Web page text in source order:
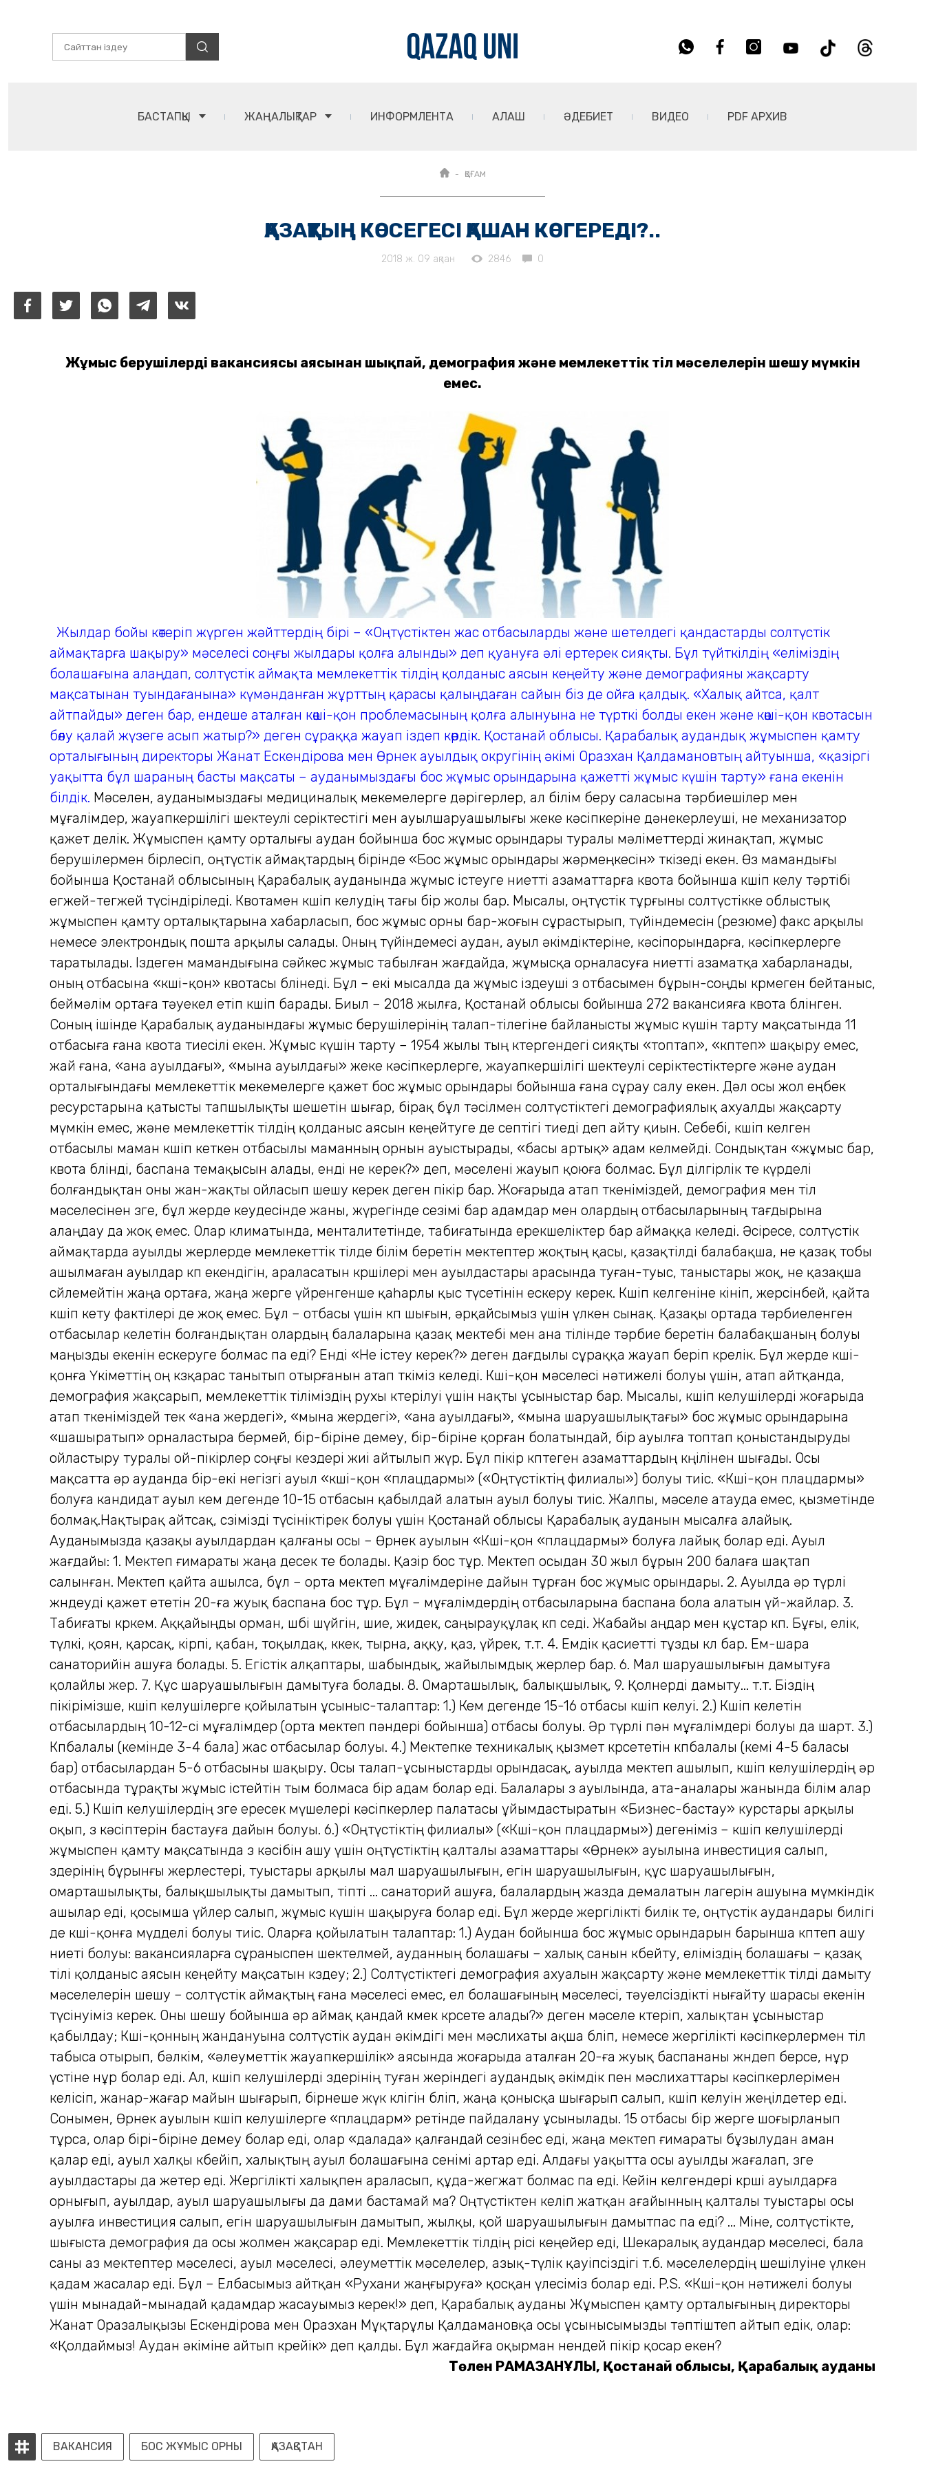
БАСТАПҚЫ ЖАҢАЛЫҚТАР ИНФОРМЛЕНТА АЛАШ ӘДЕБИЕТ ВИДЕО PDF АРХИВ
ҚОҒАМ
ҚАЗАҚТЫҢ КӨСЕГЕСІ ҚАШАН КӨГЕРЕДІ?..
2018 ж. 09 ақпан 2846 0
Жұмыс берушілердің вакансиясы аясынан шықпай, демография және мемлекеттік тіл мәселелерін шешу мүмкін
емес.
Жылдар бойы көтеріп жүрген жәйттердің бірі – «Оңтүстіктен жас отбасыларды және шетелдегі қандастарды солтүстік
аймақтарға шақыру» мәселесі соңғы жылдары қолға алынды» деп қуануға әлі ертерек сияқты. Бұл түйткілдің «еліміздің
болашағына алаңдап, солтүстік аймақта мемлекеттік тілдің қолданыс аясын кеңейту және демографияны жақсарту
мақсатынан туындағанына» күмәнданған жұрттың қарасы қалыңдаған сайын біз де ойға қалдық. «Халық айтса, қалт
айтпайды» деген бар, ендеше аталған көші-қон проблемасының қолға алынуына не түрткі болды екен және көші-қон квотасын
бөлу қалай жүзеге асып жатыр?» деген сұраққа жауап іздеп көрдік. Қостанай облысы. Қарабалық аудандық жұмыспен қамту
орталығының директоры Жанат Ескендірова мен Өрнек ауылдық округінің әкімі Оразхан Қалдамановтың айтуынша, «қазіргі
уақытта бұл шараның басты мақсаты – ауданымыздағы бос жұмыс орындарына қажетті жұмыс күшін тарту» ғана екенін
білдік. Мәселен, ауданымыздағы меди­циналық мекемелерге дәрігерлер, ал білім беру саласына тәрбиешілер мен
мұғалімдер, жауапкершілігі шектеулі серіктестігі мен ауылшаруашылығы жеке кәсіпкеріне дәнекерлеуші, не механизатор
қажет делік. Жұмыспен қамту орталығы аудан бойынша бос жұмыс орындары туралы мәліметтерді жинақтап, жұмыс
берушілермен бірлесіп, оңтүстік аймақтардың бірінде «Бос жұмыс орындары жәрмеңкесін» өткізеді екен. Өз мамандығы
бойынша Қостанай облысының Қарабалық ауданында жұмыс істеуге ниетті азаматтарға квота бойынша көшіп келу тәртібі
егжей-тегжей түсіндіріледі. Квотамен көшіп келудің тағы бір жолы бар. Мысалы, оңтүстік тұрғыны солтүстікке облыстық
жұмыспен қамту орталықтарына хабарласып, бос жұмыс орны бар-жоғын сұрастырып, түйіндемесін (резюме) факс арқылы
немесе электрондық пошта арқылы салады. Оның түйіндемесі аудан, ауыл әкімдіктеріне, кәсіпорындарға, кәсіпкерлерге
таратылады. Іздеген мамандығына сәйкес жұмыс табылған жағдайда, жұмысқа орналасуға ниетті азаматқа хабарланады,
оның отбасына «көші-қон» квотасы бөлінеді. Бұл – екі мысалда да жұмыс іздеуші өз отбасымен бұрын-соңды көрмеген бейтаныс,
беймәлім ортаға тәуекел етіп көшіп барады. Биыл – 2018 жылға, Қостанай облысы бойынша 272 вакансияға квота бөлінген.
Соның ішінде Қарабалық ауданындағы жұмыс берушілерінің талап-тілегіне байланысты жұмыс күшін тарту мақсатында 11
отбасыға ғана квота тиесілі екен. Жұмыс күшін тарту – 1954 жылы тың көтергендегі сияқты «топтап», «көптеп» шақыру емес,
жай ғана, «ана ауылдағы», «мына ауылдағы» жеке кәсіпкерлерге, жауапкершілігі шектеулі серіктестіктерге және аудан
орталығындағы мемлекеттік мекемелерге қажет бос жұмыс орындары бойынша ғана сұрау салу екен. Дәл осы жол еңбек
ресурстарына қатысты тапшылықты шешетін шығар, бірақ бұл тәсілмен солтүстіктегі демографиялық ахуалды жақсарту
мүмкін емес, және мемлекеттік тілдің қолданыс аясын кеңейтуге де септігі тиеді деп айту қиын. Себебі, көшіп келген
отбасылы маман көшіп кеткен отбасылы маманның орнын ауыстырады, «басы артық» адам келмейді. Сондықтан «жұмыс бар,
квота бөлінді, баспана өтемақысын алады, енді не керек?» деп, мәселені жауып қоюға болмас. Бұл ділгірлік өте күрделі
болғандықтан оны жан-жақты ойласып шешу керек деген пікір бар. Жоғарыда атап өткеніміздей, демография мен тіл
мәселесінен өзге, бұл жерде кеудесінде жаны, жүрегінде сезімі бар адамдар мен олардың отбасыларының тағдырына
алаңдау да жоқ емес. Олар климатында, менталитетінде, табиғатында ерекшеліктер бар аймаққа келеді. Әсіресе, солтүстік
аймақтарда ауылды жерлерде мемлекеттік тілде білім беретін мектептер жоқтың қасы, қазақтілді балабақша, не қазақ тобы
ашылмаған ауылдар көп екендігін, араласатын көршілері мен ауылдастары арасында туған-туыс, таныстары жоқ, не қазақша
сөйлемейтін жаңа ортаға, жаңа жерге үйренгенше қаһарлы қыс түсетінін ескеру керек. Көшіп келгеніне өкініп, жерсінбей, қайта
көшіп кету фактілері де жоқ емес. Бұл – отбасы үшін көп шығын, әрқайсымыз үшін үлкен сынақ. Қазақы ортада тәрбиеленген
отбасылар келетін болғандықтан олардың балаларына қазақ мектебі мен ана тілінде тәрбие беретін балабақшаның болуы
маңызды екенін ескеруге болмас па еді? Енді «Не істеу керек?» деген дағдылы сұраққа жауап беріп көрелік. Бұл жерде көші-
қонға Үкіметтің оң көзқарас танытып отырғанын атап өткіміз келеді. Көші-қон мәселесі нәтижелі болуы үшін, атап айтқанда,
демография жақсарып, мемлекеттік тіліміздің рухы көтерілуі үшін нақты ұсыныстар бар. Мысалы, көшіп келушілерді жоғарыда
атап өткеніміздей тек «ана жердегі», «мына жердегі», «ана ауылдағы», «мына шаруашылықтағы» бос жұмыс орындарына
«шашыратып» орналастыра бермей, бір-біріне демеу, бір-біріне қорған болатындай, бір ауылға топтап қоныстандыруды
ойластыру туралы ой-пікірлер соңғы кездері жиі айтылып жүр. Бұл пікір көптеген азаматтардың көңілінен шығады. Осы
мақсатта әр ауданда бір-екі негізгі ауыл «көші-қон «плацдармы» («Оңтүстіктің филиалы») болуы тиіс. «Көші-қон плацдармы»
болуға кандидат ауыл кем дегенде 10-15 отбасын қабылдай алатын ауыл болуы тиіс. Жалпы, мәселе атауда емес, қызметінде
болмақ.Нақтырақ айтсақ, сөзімізді түсініктірек болуы үшін Қостанай облысы Қарабалық ауданын мысалға алайық.
Ауданымызда қазақы ауылдардан қалғаны осы – Өрнек ауылын «Көші-қон «плацдармы» болуға лайық болар еді. Ауыл
жағдайы: 1. Мектеп ғимараты жаңа десек те болады. Қазір бос тұр. Мектеп осыдан 30 жыл бұрын 200 балаға шақтап
салынған. Мектеп қайта ашылса, бұл – орта мектеп мұғалімдеріне дайын тұрған бос жұмыс орындары. 2. Ауылда әр түрлі
жөндеуді қажет ететін 20-ға жуық баспана бос тұр. Бұл – мұғалімдердің отбасыларына баспана бола алатын үй-жайлар. 3.
Табиғаты көркем. Аққайыңды орман, шөбі шүйгін, шие, жидек, саңырауқұлақ көп өседі. Жабайы аңдар мен құстар көп. Бұғы, елік,
түлкі, қоян, қарсақ, кірпі, қабан, тоқылдақ, көкек, тырна, аққу, қаз, үйрек, т.т. 4. Емдік қасиетті тұзды көл бар. Ем-шара
санаторийін ашуға болады. 5. Егістік алқаптары, шабындық, жайылымдық жерлер бар. 6. Мал шаруашылығын дамытуға
қолайлы жер. 7. Құс шаруашылығын дамытуға болады. 8. Омарташылық, балықшылық, 9. Қолөнерді дамыту... т.т. Біздің
пікірімізше, көшіп келушілерге қойылатын ұсыныс-талаптар: 1.) Кем дегенде 15-16 отбасы көшіп келуі. 2.) Көшіп келетін
отбасылардың 10-12-сі мұғалімдер (орта мектеп пәндері бойынша) отбасы болуы. Әр түрлі пән мұғалімдері болуы да шарт. 3.)
Көпбалалы (кемінде 3-4 бала) жас отбасылар болуы. 4.) Мектепке техникалық қызмет көрсететін көпбалалы (кемі 4-5 баласы
бар) отбасылардан 5-6 отбасыны шақыру. Осы талап-ұсыныстарды орындасақ, ауылда мектеп ашылып, көшіп келушілердің әр
отбасында тұрақты жұмыс істейтін тым болмаса бір адам болар еді. Балалары өз ауылында, ата-аналары жанында білім алар
еді. 5.) Көшіп келушілердің өзге ересек мүшелері кәсіпкерлер палатасы ұйымдастыратын «Бизнес-бастау» курстары арқылы
оқып, өз кәсіптерін бастауға дайын болуы. 6.) «Оңтүстіктің филиалы» («Көші-қон плацдармы») дегеніміз – көшіп келушілерді
жұмыспен қамту мақсатында өз кәсібін ашу үшін оңтүстіктің қалталы азаматтары «Өрнек» ауылына инвестиция салып,
өздерінің бұрынғы жерлестері, туыстары арқылы мал шаруашылығын, егін шаруашылығын, құс шаруашылығын,
омарташылықты, балықшылықты дамытып, тіпті ... санаторий ашуға, балалардың жазда демалатын лагерін ашуына мүмкіндік
ашылар еді, қосымша үйлер салып, жұмыс күшін шақыруға болар еді. Бұл жерде жергілікті билік те, оңтүстік аудандары билігі
де көші-қонға мүдделі болуы тиіс. Оларға қойылатын талаптар: 1.) Аудан бойынша бос жұмыс орындарын барынша көптеп ашу
ниеті болуы: вакансияларға сұраныспен шектелмей, ауданның болашағы – халық санын көбейту, еліміздің болашағы – қазақ
тілі қолданыс аясын кеңейту мақсатын көздеу; 2.) Солтүстіктегі демография ахуалын жақсарту және мемлекеттік тілді дамыту
мәселелерін шешу – солтүстік аймақтың ғана мәселесі емес, ел болашағының мәселесі, тәуелсіздікті нығайту шарасы екенін
түсінуіміз керек. Оны шешу бойынша әр аймақ қандай көмек көрсете алады?» деген мәселе көтеріп, халықтан ұсыныстар
қабылдау; Көші-қонның жандануына солтүстік аудан әкімдігі мен мәслихаты ақша бөліп, немесе жергілікті кәсіпкерлермен тіл
табыса отырып, бәлкім, «әлеуметтік жауапкершілік» аясында жоғарыда аталған 20-ға жуық баспананы жөндеп берсе, нұр
үстіне нұр болар еді. Ал, көшіп келушілерді өздерінің туған жеріндегі аудандық әкімдік пен мәслихаттары кәсіпкерлерімен
келісіп, жанар-жағар майын шығарып, бірнеше жүк көлігін бөліп, жаңа қонысқа шығарып салып, көшіп келуін жеңілдетер еді.
Сонымен, Өрнек ауылын көшіп келушілерге «плацдарм» ретінде пайдалану ұсынылады. 15 отбасы бір жерге шоғырланып
тұрса, олар бірі-біріне демеу болар еді, олар «далада» қалғандай сезінбес еді, жаңа мектеп ғимараты бұзылудан аман
қалар еді, ауыл халқы көбейіп, халықтың ауыл болашағына сенімі артар еді. Алдағы уақытта осы ауылды жағалап, өзге
ауылдастары да жетер еді. Жергілікті халықпен араласып, құда-жегжат болмас па еді. Кейін келгендері көрші ауылдарға
орнығып, ауылдар, ауыл шаруашылығы да дами бастамай ма? Оңтүстіктен келіп жатқан ағайынның қалталы туыстары осы
ауылға инвестиция салып, егін шаруашылығын дамытып, жылқы, қой шаруашылығын дамытпас па еді? ... Міне, солтүстікте,
шығыста демография да осы жолмен жақсарар еді. Мемлекеттік тілдің өрісі кеңейер еді, Шекаралық аудандар мәселесі, бала
саны аз мектептер мәселесі, ауыл мәселесі, әлеуметтік мәселелер, азық-түлік қауіпсіздігі т.б. мәселелердің шешілуіне үлкен
қадам жасалар еді. Бұл – Елбасымыз айтқан «Рухани жаңғыруға» қосқан үлесіміз болар еді. P.S. «Көші-қон нәтижелі болуы
үшін мынадай-мынадай қадамдар жасауымыз керек!» деп, Қарабалық ауданы Жұмыспен қамту орталығының директоры
Жанат Оразалықызы Ескендірова мен Оразхан Мұқтарұлы Қалдамановқа осы ұсынысымызды тәптіштеп айтып едік, олар:
«Қолдаймыз! Аудан әкіміне айтып көрейік» деп қалды. Бұл жағдайға оқырман нендей пікір қосар екен?
Төлен РАМАЗАНҰЛЫ, Қостанай облысы, Қарабалық ауданы
ВАКАНСИЯ БОС ЖҰМЫС ОРНЫ ҚАЗАҚСТАН